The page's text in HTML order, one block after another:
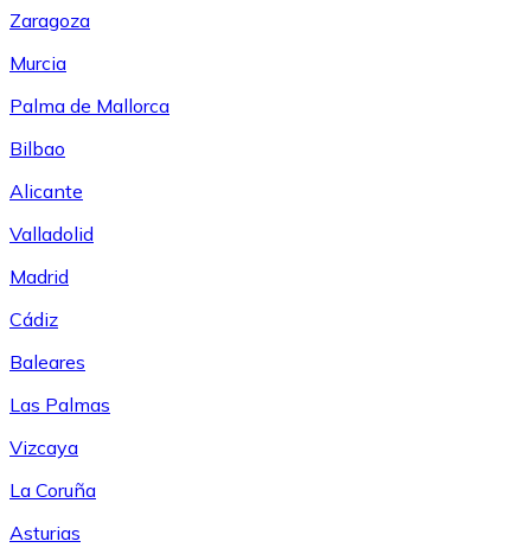
Zaragoza
Murcia
Palma de Mallorca
Bilbao
Alicante
Valladolid
Madrid
Cádiz
Baleares
Las Palmas
Vizcaya
La Coruña
Asturias